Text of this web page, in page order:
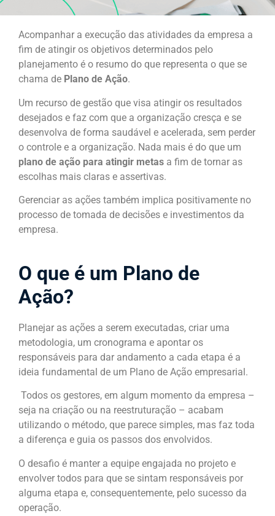
Acompanhar a execução das atividades da empresa a
fim de atingir os objetivos determinados pelo
planejamento é o resumo do que representa o que se
chama de Plano de Ação.
Um recurso de gestão que visa atingir os resultados
desejados e faz com que a organização cresça e se
desenvolva de forma saudável e acelerada, sem perder
o controle e a organização. Nada mais é do que um
plano de ação para atingir metas a fim de tornar as
escolhas mais claras e assertivas.
Gerenciar as ações também implica positivamente no
processo de tomada de decisões e investimentos da
empresa.
O que é um Plano de
Ação?
Planejar as ações a serem executadas, criar uma
metodologia, um cronograma e apontar os
responsáveis para dar andamento a cada etapa é a
ideia fundamental de um Plano de Ação empresarial.
Todos os gestores, em algum momento da empresa –
seja na criação ou na reestruturação – acabam
utilizando o método, que parece simples, mas faz toda
a diferença e guia os passos dos envolvidos.
O desafio é manter a equipe engajada no projeto e
envolver todos para que se sintam responsáveis por
alguma etapa e, consequentemente, pelo sucesso da
operação.